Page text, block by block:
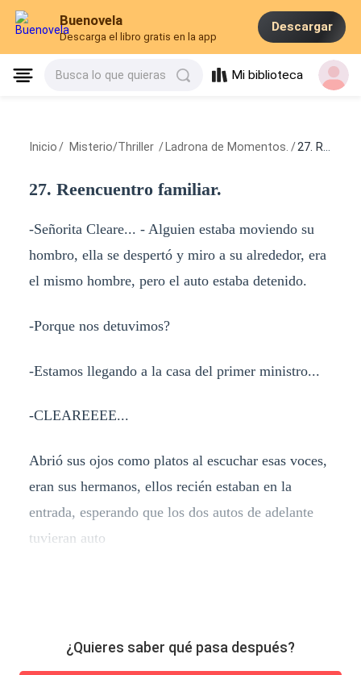
Buenovela
Descarga el libro gratis en la app
Descargar
Busca lo que quieras Mi biblioteca
Inicio / Misterio/Thriller / Ladrona de Momentos. / 27. Reencuentro familiar.
27. Reencuentro familiar.
-Señorita Cleare... - Alguien estaba moviendo su
hombro, ella se despertó y miro a su alrededor, era
el mismo hombre, pero el auto estaba detenido.
-Porque nos detuvimos?
-Estamos llegando a la casa del primer ministro...
-CLEAREEEE...
Abrió sus ojos como platos al escuchar esas voces,
eran sus hermanos, ellos recién estaban en la
entrada, esperando que los dos autos de adelante
tuvieran auto
¿Quieres saber qué pasa después?